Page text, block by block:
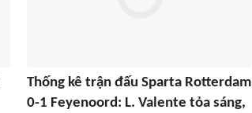
Thống kê trận đấu Sparta Rotterdam
0-1 Feyenoord: L. Valente tỏa sáng,